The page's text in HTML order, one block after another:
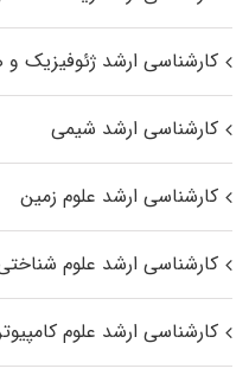
کارشناسی ارشد ژئوفیزیک
کارشناسی ارشد شیمی
کارشناسی ارشد علوم زمین
کارشناسی ارشد علوم
کارشناسی ارشد علوم